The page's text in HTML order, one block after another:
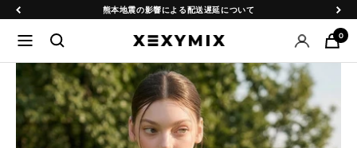
ン
戻
熊本地震の影響による配送遅延について
次
へ
ナ
ビ
ー
シ
ョ
XEXYMIX
日
本
公
式
オ
0